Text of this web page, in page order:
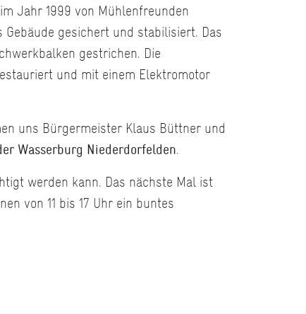
Jahr 1999 von Mühlenfreunden
gesichert und stabilisiert. Das
gestrichen. Die
und mit einem Elektromotor
uns Bürgermeister Klaus Büttner und
Wasserburg Niederdorfelden.
werden kann. Das nächste Mal ist
von 11 bis 17 Uhr ein buntes